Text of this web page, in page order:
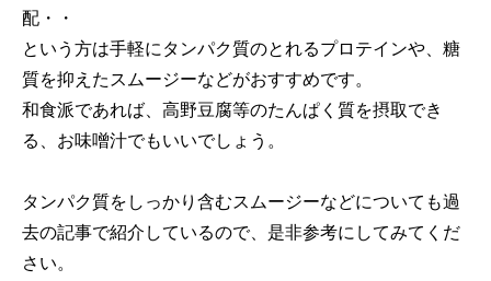
配・・
という方は手軽にタンパク質のとれるプロテインや、糖
質を抑えたスムージーなどがおすすめです。
和食派であれば、高野豆腐等のたんぱく質を摂取でき
る、お味噌汁でもいいでしょう。
タンパク質をしっかり含むスムージーなどについても過
去の記事で紹介しているので、是非参考にしてみてくだ
さい。